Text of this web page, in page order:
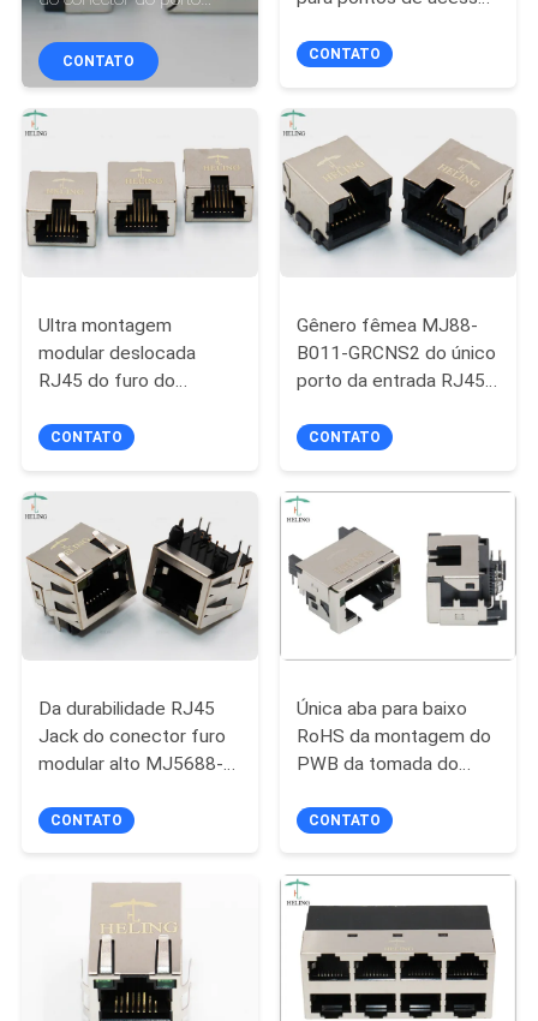
CONTROLE
DA
QUALIDADE
CONTACTE-
NOS
UMAS
CITAÇÕES
MAPA
DO
SITE
POLÍTICA
DE
PRIVACIDADE
trabalhos em rede
CONTATO CONTATO
Ultra montagem
modular deslocada
RJ45 do furo do
perfil baixo Cat5
CONTATO
Gênero fêmea MJ88-
B011-GRCNS2 do único
porto da entrada RJ45
CONTATO
Da durabilidade RJ45
Jack do conector furo
modular alto MJ5688-
completamente -
CONTATO
Única aba para baixo
RoHS da montagem do
PWB da tomada do
complacente com o
amarelo/verde
CONTATO